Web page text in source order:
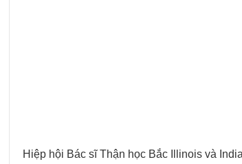
Hiệp hội Bác sĩ Thận học Bắc Illinois và